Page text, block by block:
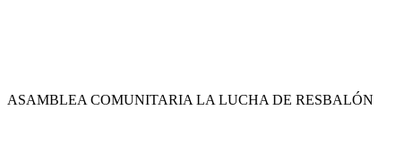
ASAMBLEA COMUNITARIA LA LUCHA DE RESBALÓN